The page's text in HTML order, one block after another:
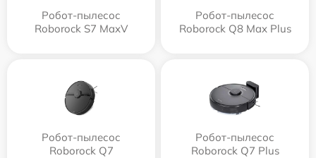
Робот-пылесос
Roborock S7 MaxV
Робот-пылесос
Roborock Q8 Max Plus
Робот-пылесос
Roborock Q7
Робот-пылесос
Roborock Q7 Plus